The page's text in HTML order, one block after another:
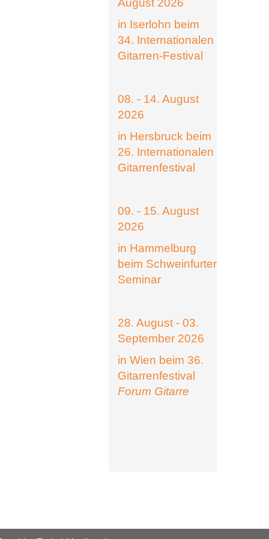
August 2026
in Iserlohn beim
34. Internationalen
Gitarren-Festival
08. - 14. August
2026
in Hersbruck beim
26. Internationalen
Gitarrenfestival
09. - 15. August
2026
in Hammelburg
beim Schweinfurter
Seminar
28. August - 03.
September 2026
in Wien beim 36.
Gitarrenfestival
Forum Gitarre